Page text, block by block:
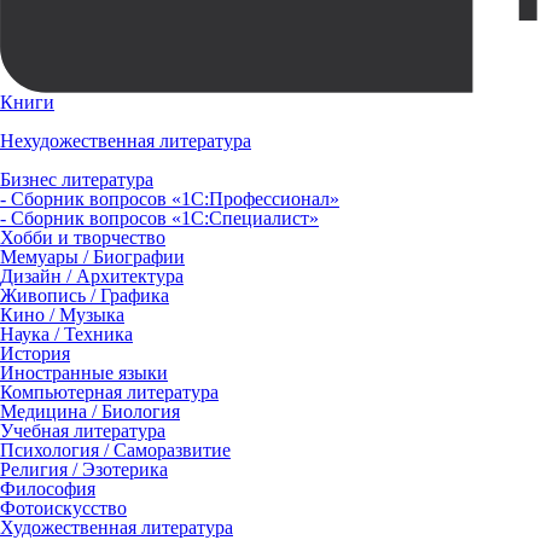
Книги
Нехудожественная литература
Бизнес литература
- Сборник вопросов «1С:Профессионал»
- Сборник вопросов «1С:Специалист»
Хобби и творчество
Мемуары / Биографии
Дизайн / Архитектура
Живопись / Графика
Кино / Музыка
Наука / Техника
История
Иностранные языки
Компьютерная литература
Медицина / Биология
Учебная литература
Психология / Саморазвитие
Религия / Эзотерика
Философия
Фотоискусство
Художественная литература